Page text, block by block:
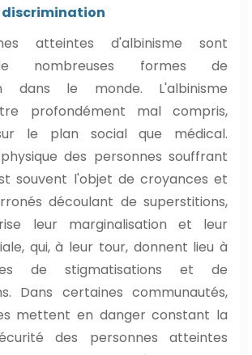
discrimination
atteintes d'albinisme sont
nombreuses formes de
dans le monde. L'albinisme
profondément mal compris,
le plan social que médical.
des personnes souffrant
souvent l'objet de croyances et
découlant de superstitions,
leur marginalisation et leur
qui, à leur tour, donnent lieu à
de stigmatisations et de
Dans certaines communautés,
mettent en danger constant la
des personnes atteintes